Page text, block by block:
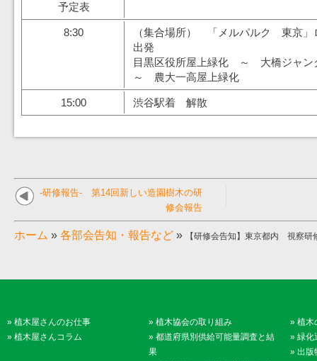
予定表
8:30
（集合場所） 「メルパルク 東京」
出発
目黒区役所屋上緑化 ～ 大橋ジャ
～ 農大一高屋上緑化
15:00 渋谷駅着 解散
-研修報告- 第14回新しい造園樹木の研
修会報告
ホーム » 各部会告知・報告など » 【研修会告知】東京都内 視察研
» 植木屋さんのお仕事
» 植木屋さんコラム
» 植木協会の取り組み
» 都道府県別供給可能量調査と結
果
» 植木
» 緑化
» 出版